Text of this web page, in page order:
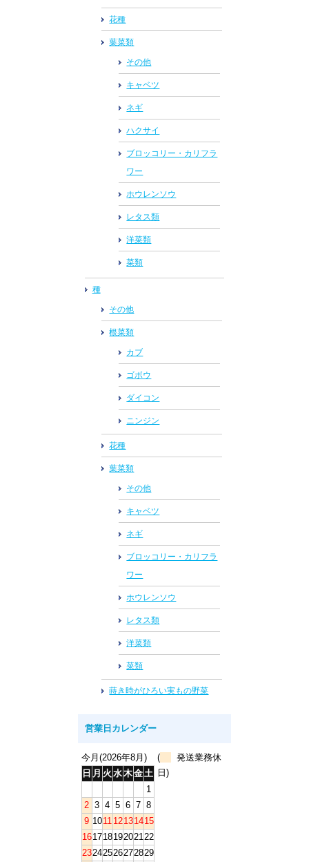
花種
葉菜類
その他
キャベツ
ネギ
ハクサイ
ブロッコリー・カリフラ
ワー
ホウレンソウ
レタス類
洋菜類
菜類
種
その他
根菜類
カブ
ゴボウ
ダイコン
ニンジン
花種
葉菜類
その他
キャベツ
ネギ
ブロッコリー・カリフラ
ワー
ホウレンソウ
レタス類
洋菜類
菜類
蒔き時がひろい実もの野菜
営業日カレンダー
今月(2026年8月)
日 月 火 水木金 土
1
2 3 4 5 6 7 8
9 1011 12131415
161718192021 22
23242526272829
(
発送業務休
日)